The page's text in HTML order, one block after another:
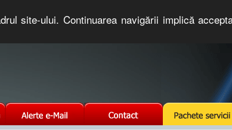
site-ului. Continuarea navigării implică